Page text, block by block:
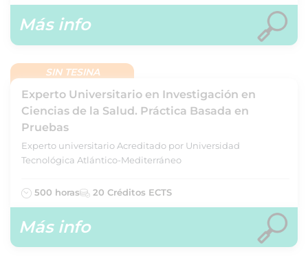
Más info
SIN TESINA
Experto Universitario en Investigación en
Ciencias de la Salud. Práctica Basada en
Pruebas
Experto universitario Acreditado por Universidad
Tecnológica Atlántico-Mediterráneo
500 horas 20 Créditos ECTS
Más info